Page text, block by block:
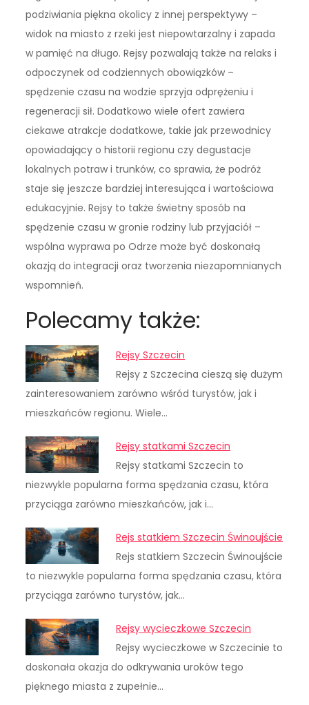
podziwiania piękna okolicy z innej perspektywy –
widok na miasto z rzeki jest niepowtarzalny i zapada
w pamięć na długo. Rejsy pozwalają także na relaks i
odpoczynek od codziennych obowiązków –
spędzenie czasu na wodzie sprzyja odprężeniu i
regeneracji sił. Dodatkowo wiele ofert zawiera
ciekawe atrakcje dodatkowe, takie jak przewodnicy
opowiadający o historii regionu czy degustacje
lokalnych potraw i trunków, co sprawia, że podróż
staje się jeszcze bardziej interesująca i wartościowa
edukacyjnie. Rejsy to także świetny sposób na
spędzenie czasu w gronie rodziny lub przyjaciół –
wspólna wyprawa po Odrze może być doskonałą
okazją do integracji oraz tworzenia niezapomnianych
wspomnień.
Polecamy także:
Rejsy Szczecin
Rejsy z Szczecina cieszą się dużym
zainteresowaniem zarówno wśród turystów, jak i
mieszkańców regionu. Wiele…
Rejsy statkami Szczecin
Rejsy statkami Szczecin to
niezwykle popularna forma spędzania czasu, która
przyciąga zarówno mieszkańców, jak i…
Rejs statkiem Szczecin Świnoujście
Rejs statkiem Szczecin Świnoujście
to niezwykle popularna forma spędzania czasu, która
przyciąga zarówno turystów, jak…
Rejsy wycieczkowe Szczecin
Rejsy wycieczkowe w Szczecinie to
doskonała okazja do odkrywania uroków tego
pięknego miasta z zupełnie…